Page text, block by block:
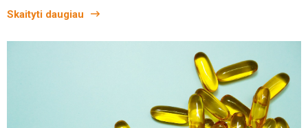
Skaityti daugiau